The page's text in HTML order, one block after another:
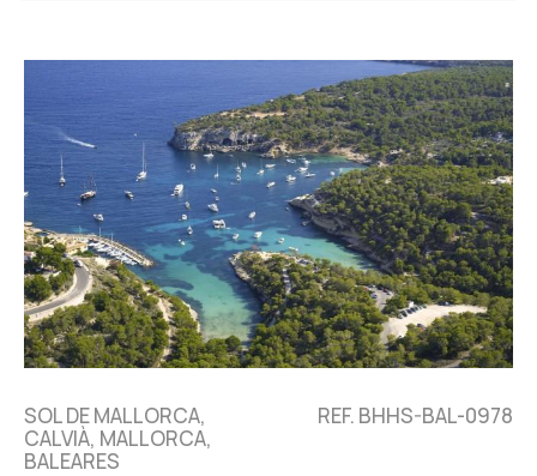
SOL DE MALLORCA,
CALVIÀ, MALLORCA,
BALEARES
REF. BHHS-BAL-0978